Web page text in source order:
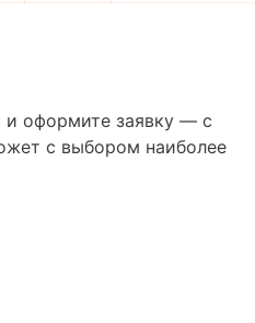
и оформите заявку — с
с выбором наиболее